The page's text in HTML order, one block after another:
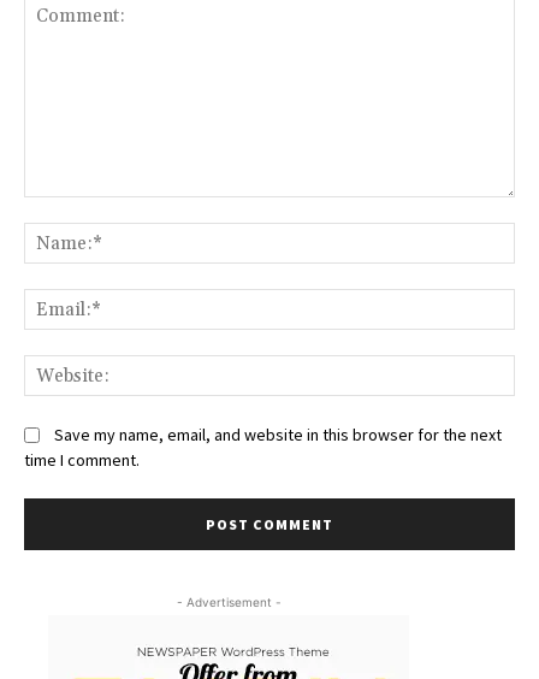
Save my name, email, and website in this browser for the next
time I comment.
- Advertisement -